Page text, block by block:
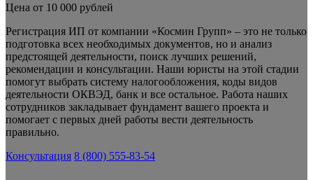
Цена от 10 000 рублей
Регистрация ИП от компании «Космин Групп» – это не только
подготовка всех необходимых документов, но и анализ
предстоящей деятельности, поиск лучших решений,
рекомендации и консультации. Наши юристы на этой стадии
помогут выбрать систему налогообложения, коды видов
деятельности ОКВЭД, банк и все остальное. Работа наших
сотрудников закладывает фундамент вашего проекта и
помогает с первых дней работы вести деятельность
правильно.
Консультация 8 (800) 555-83-54